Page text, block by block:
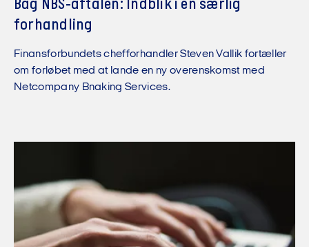
Bag NBS-aftalen: Indblik i en særlig
forhandling
Finansforbundets chefforhandler Steven Vallik fortæller
om forløbet med at lande en ny overenskomst med
Netcompany Bnaking Services.